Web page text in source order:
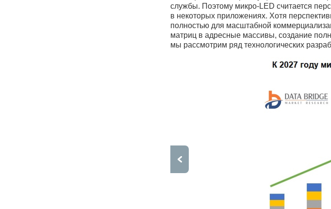
службы. Поэтому микро-LED считается
в некоторых приложениях. Хотя
полностью для масштабной
матриц в адресные массивы, создание
мы рассмотрим ряд технологических